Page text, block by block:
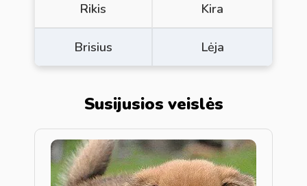
Rikis Kira
Brisius Lėja
Susijusios veislės